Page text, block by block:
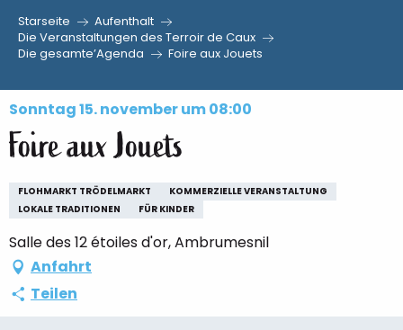
Aller
principal
Starseite
Aufenthalt
Die Veranstaltungen des Terroir de Caux
Die gesamte’Agenda
Foire aux Jouets
Sonntag 15. november um 08:00
Foire aux Jouets
FLOHMARKT TRÖDELMARKT
KOMMERZIELLE VERANSTALTUNG
LOKALE TRADITIONEN
FÜR KINDER
Salle des 12 étoiles d'or, Ambrumesnil
Anfahrt
Teilen